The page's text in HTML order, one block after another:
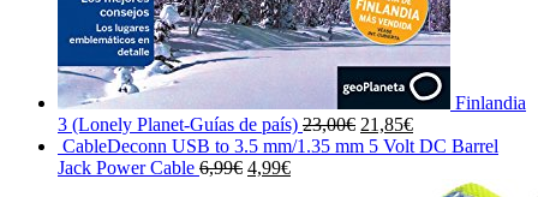
Finlandia
3 (Lonely Planet-Guías de país) 23,00€ El
precio
21,85€El
precio
CableDeconn USB to 3.5 mm/1.35 mm 5 Volt DC Barrel
Jack Power Cable 6,99€ El
4,99€El